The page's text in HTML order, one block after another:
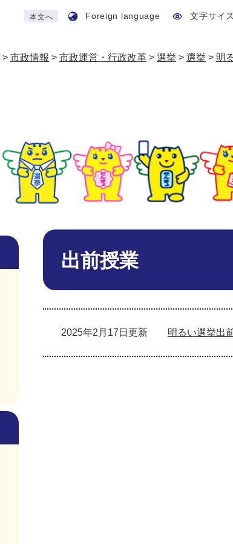
本文へ Foreign language 文字サイ
> 市政情報 > 市政運営・行政改革 > 選挙 > 選挙 > 明
本
出前授業
2025年2月17日更新 明るい選挙出